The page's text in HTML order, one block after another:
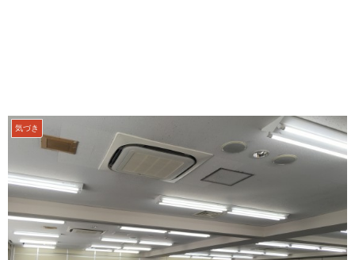
気づき